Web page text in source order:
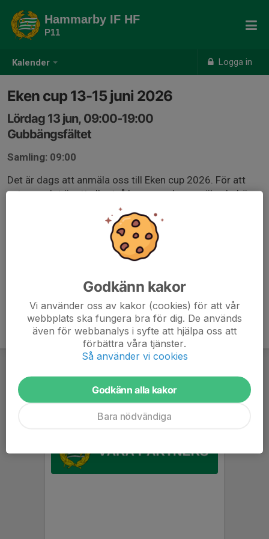
Kalender Logga in
Hammarby IF HF
P11
Eken cup 13-15 juni 2026
Lördag 13 jun, 09:00-19:00
Gubbängsfältet
Samling: 09:00
Det är dags att anmäla oss till Eken cup 2026. För att
veta om det är ett eller två lag som ska anmälas behöver
vi veta hur intresset ser ut för att vara med i år. Om ni
bara kan vara med en del av cupen behöver det framgå i
Godkänn kakor
Vi använder oss av kakor (cookies) för att vår
webbplats ska fungera bra för dig. De används
även för webbanalys i syfte att hjälpa oss att
förbättra våra tjänster.
Så använder vi cookies
Godkänn alla kakor
Bara nödvändiga